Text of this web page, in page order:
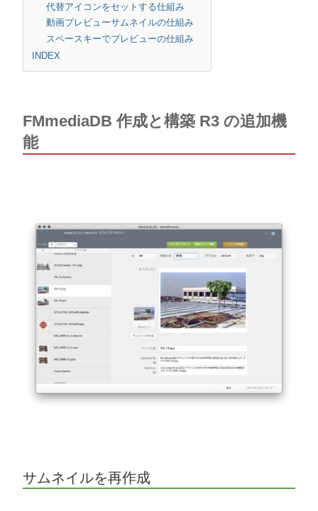
代替アイコンをセットする仕組み
動画プレビューサムネイルの仕組み
スペースキーでプレビューの仕組み
INDEX
FMmediaDB 作成と構築 R3 の追加機
能
サムネイルを再作成